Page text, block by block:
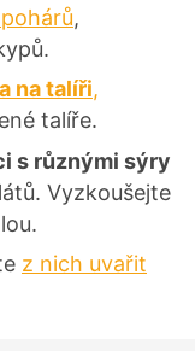
,
na talíři,
talíře.
s různými sýry
Vyzkoušejte
z nich uvařit